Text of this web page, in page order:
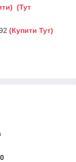
(Тут
(Купити Тут)